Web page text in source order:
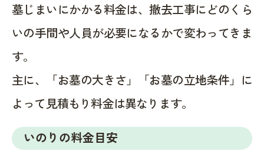
墓じまいにかかる料金は、撤去工事にどのくら
いの手間や人員が必要になるかで変わってきま
す。
主に、「お墓の大きさ」「お墓の立地条件」に
よって見積もり料金は異なります。
いのりの料金目安